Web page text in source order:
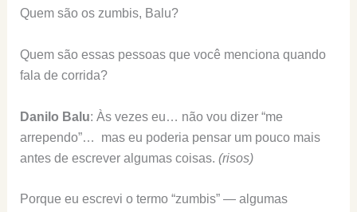
Quem são os zumbis, Balu?
Quem são essas pessoas que você menciona quando
fala de corrida?
Danilo Balu: Às vezes eu… não vou dizer “me
arrependo”… mas eu poderia pensar um pouco mais
antes de escrever algumas coisas. (risos)
Porque eu escrevi o termo “zumbis” — algumas